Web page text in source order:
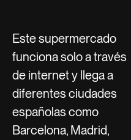
Este supermercado
funciona solo a través
de internet y llega a
diferentes ciudades
españolas como
Barcelona, Madrid,